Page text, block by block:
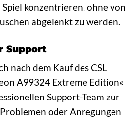
konzentrieren, ohne von
abgelenkt zu werden.
Support
nach dem Kauf des CSL
A99324 Extreme Edition«
Support-Team zur
oder Anregungen